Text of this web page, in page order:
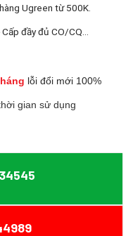
Ugreen từ 500K.
Cấp đầy đủ CO/CQ...
lỗi đổi mới 100%
gian sử dụng